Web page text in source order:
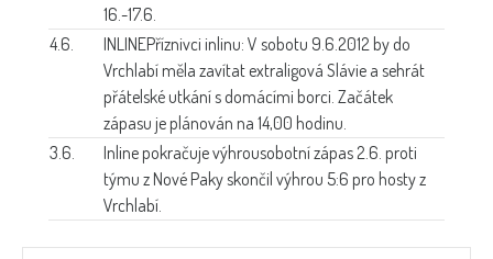
16.-17.6.
4.6.
INLINEPříznivci inlinu: V sobotu 9.6.2012 by do
Vrchlabí měla zavítat extraligová Slávie a sehrát
přátelské utkání s domácími borci. Začátek
zápasu je plánován na 14,00 hodinu.
3.6.
Inline pokračuje výhrousobotní zápas 2.6. proti
týmu z Nové Paky skončil výhrou 5:6 pro hosty z
Vrchlabí.